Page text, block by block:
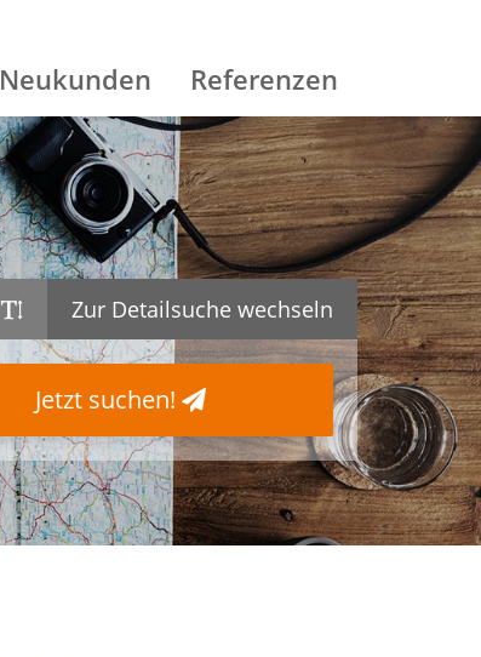
Neukunden Referenzen
Zur Detailsuche wechseln
Jetzt suchen!